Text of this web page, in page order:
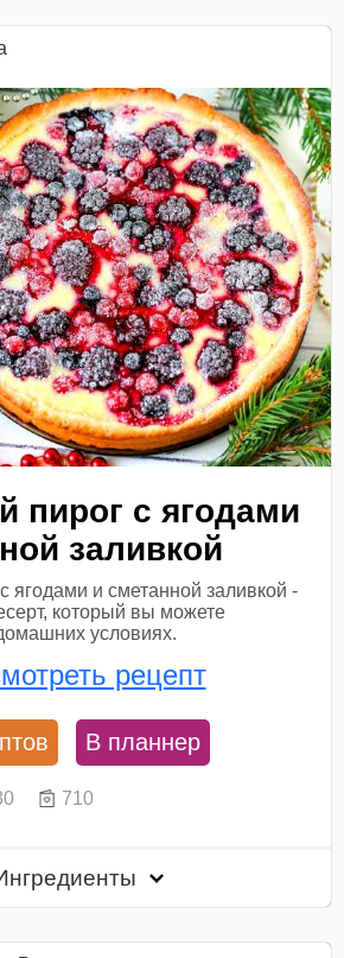
пирог с ягодами
заливкой
ягодами и сметанной заливкой -
который вы можете
условиях.
рецепт
В планнер
710